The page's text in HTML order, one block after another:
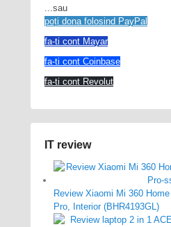
...sau
poți dona folosind PayPal
fa-ti cont Mayar
fa-ti cont Coinbase
fa-ti cont Revolut
IT review
Review Xiaomi Mi 360
Pro, Interior (BHR4193GL)